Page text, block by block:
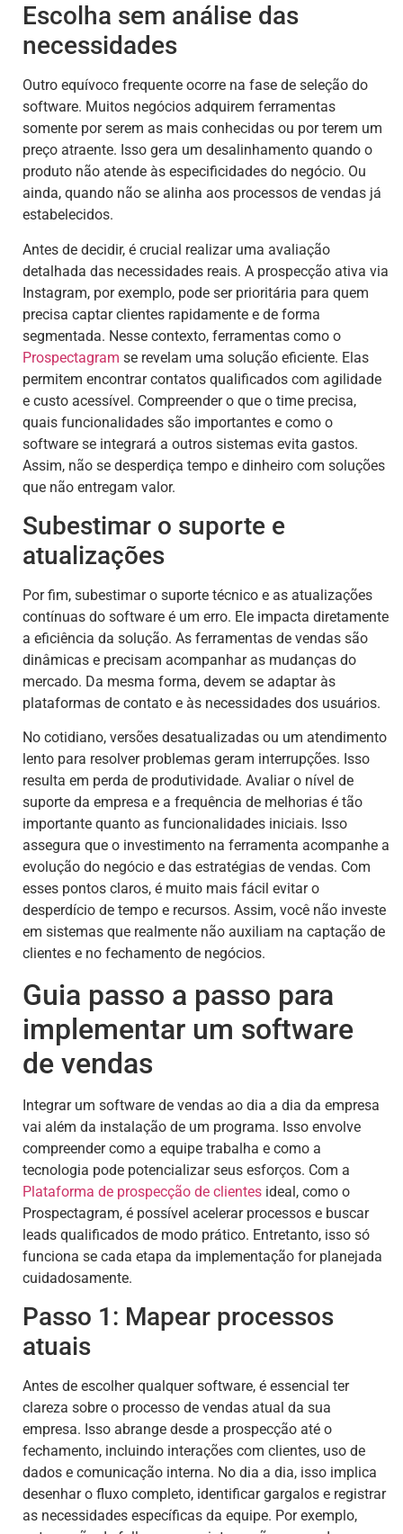
Escolha sem análise das
necessidades
Outro equívoco frequente ocorre na fase de seleção do
software. Muitos negócios adquirem ferramentas
somente por serem as mais conhecidas ou por terem um
preço atraente. Isso gera um desalinhamento quando o
produto não atende às especificidades do negócio. Ou
ainda, quando não se alinha aos processos de vendas já
estabelecidos.
Antes de decidir, é crucial realizar uma avaliação
detalhada das necessidades reais. A prospecção ativa via
Instagram, por exemplo, pode ser prioritária para quem
precisa captar clientes rapidamente e de forma
segmentada. Nesse contexto, ferramentas como o
Prospectagram se revelam uma solução eficiente. Elas
permitem encontrar contatos qualificados com agilidade
e custo acessível. Compreender o que o time precisa,
quais funcionalidades são importantes e como o
software se integrará a outros sistemas evita gastos.
Assim, não se desperdiça tempo e dinheiro com soluções
que não entregam valor.
Subestimar o suporte e
atualizações
Por fim, subestimar o suporte técnico e as atualizações
contínuas do software é um erro. Ele impacta diretamente
a eficiência da solução. As ferramentas de vendas são
dinâmicas e precisam acompanhar as mudanças do
mercado. Da mesma forma, devem se adaptar às
plataformas de contato e às necessidades dos usuários.
No cotidiano, versões desatualizadas ou um atendimento
lento para resolver problemas geram interrupções. Isso
resulta em perda de produtividade. Avaliar o nível de
suporte da empresa e a frequência de melhorias é tão
importante quanto as funcionalidades iniciais. Isso
assegura que o investimento na ferramenta acompanhe a
evolução do negócio e das estratégias de vendas. Com
esses pontos claros, é muito mais fácil evitar o
desperdício de tempo e recursos. Assim, você não investe
em sistemas que realmente não auxiliam na captação de
clientes e no fechamento de negócios.
Guia passo a passo para
implementar um software
de vendas
Integrar um software de vendas ao dia a dia da empresa
vai além da instalação de um programa. Isso envolve
compreender como a equipe trabalha e como a
tecnologia pode potencializar seus esforços. Com a
Plataforma de prospecção de clientes ideal, como o
Prospectagram, é possível acelerar processos e buscar
leads qualificados de modo prático. Entretanto, isso só
funciona se cada etapa da implementação for planejada
cuidadosamente.
Passo 1: Mapear processos
atuais
Antes de escolher qualquer software, é essencial ter
clareza sobre o processo de vendas atual da sua
empresa. Isso abrange desde a prospecção até o
fechamento, incluindo interações com clientes, uso de
dados e comunicação interna. No dia a dia, isso implica
desenhar o fluxo completo, identificar gargalos e registrar
as necessidades específicas da equipe. Por exemplo,